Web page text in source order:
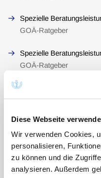
Diese Webseite
Wir verwenden Cookies,
personalisieren,
zu können und die
analysieren. Außerdem
Spezielle
GOÄ-Ratgeber
Spezielle
GOÄ-Ratgeber
Homöopathische
GOÄ-Ratgeber
GOÄ-Ratgeber
Körperliche
GOÄ-Ratgeber